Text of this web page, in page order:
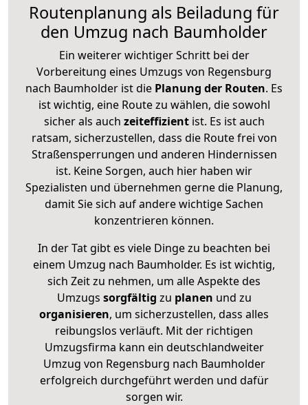
Routenplanung als Beiladung für
den Umzug nach Baumholder
Ein weiterer wichtiger Schritt bei der
Vorbereitung eines Umzugs von Regensburg
nach Baumholder ist die Planung der Routen. Es
ist wichtig, eine Route zu wählen, die sowohl
sicher als auch zeiteffizientist. Es ist auch
ratsam, sicherzustellen, dass die Route frei von
Straßensperrungen und anderen Hindernissen
ist. Keine Sorgen, auch hier haben wir
Spezialisten und übernehmen gerne die Planung,
damit Sie sich auf andere wichtige Sachen
konzentrieren können.
In der Tat gibt es viele Dinge zu beachten bei
einem Umzug nach Baumholder. Es ist wichtig,
sich Zeit zu nehmen, um alle Aspekte des
Umzugs sorgfältig zu planen und zu
organisieren, um sicherzustellen, dass alles
reibungslos verläuft. Mit der richtigen
Umzugsfirma kann ein deutschlandweiter
Umzug von Regensburg nach Baumholder
erfolgreich durchgeführt werden und dafür
sorgen wir.